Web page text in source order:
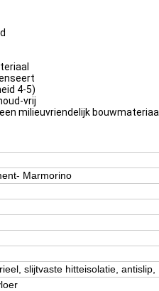
4-5)
vrij
milieuvriendelijk bouwmateriaal
Marmorino
slijtvaste hitteisolatie, antislip,